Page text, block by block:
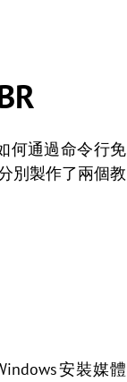
何通過命令行免
別製作了兩個教
安裝媒體